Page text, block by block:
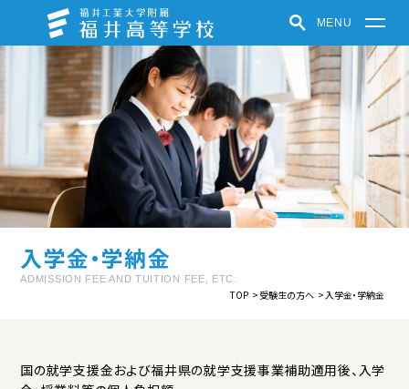
MENU
福井高等学校
学校紹介
学びの特色
学校での取り組み
クラブ活動
受験生の方へ
在学生・保護者の方へ
パンフレット
お知らせ
福井中高ポータルサイト
学校紹介動画
入学金・学納金
ADMISSION FEE AND TUITION FEE, ETC.
TOP 受験生の方へ 入学金・学納金
国の就学支援金および福井県の就学支援事業補助適用後、入学